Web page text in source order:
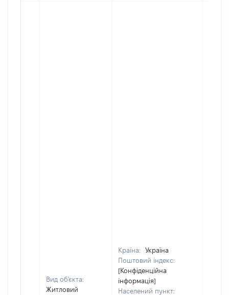
Вид об'єкта:
Житловий
Країна:
Україна
Поштовий індекс:
[Конфіденційна
інформація]
Населений пункт: